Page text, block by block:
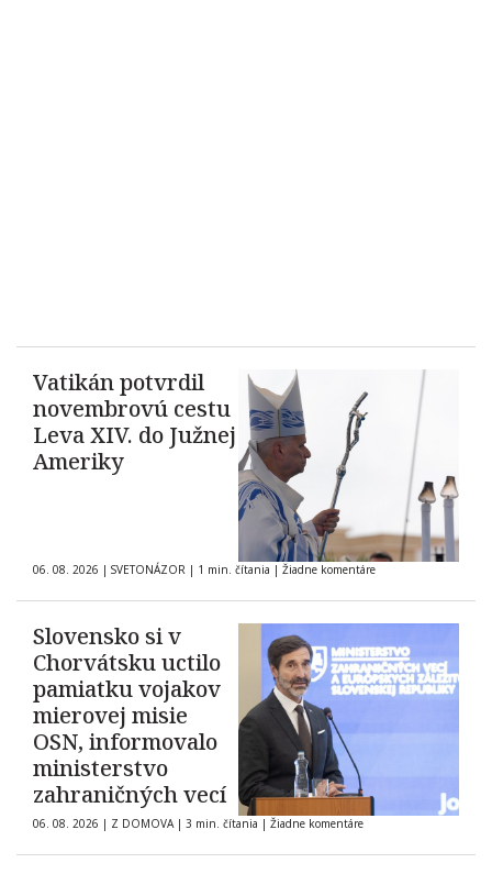
Vatikán potvrdil
novembrovú cestu
Leva XIV. do Južnej
Ameriky
06. 08. 2026 | SVETONÁZOR | 1 min. čítania | Žiadne komentáre
Slovensko si v
Chorvátsku uctilo
pamiatku vojakov
mierovej misie
OSN, informovalo
ministerstvo
zahraničných vecí
06. 08. 2026 | Z DOMOVA | 3 min. čítania | Žiadne komentáre